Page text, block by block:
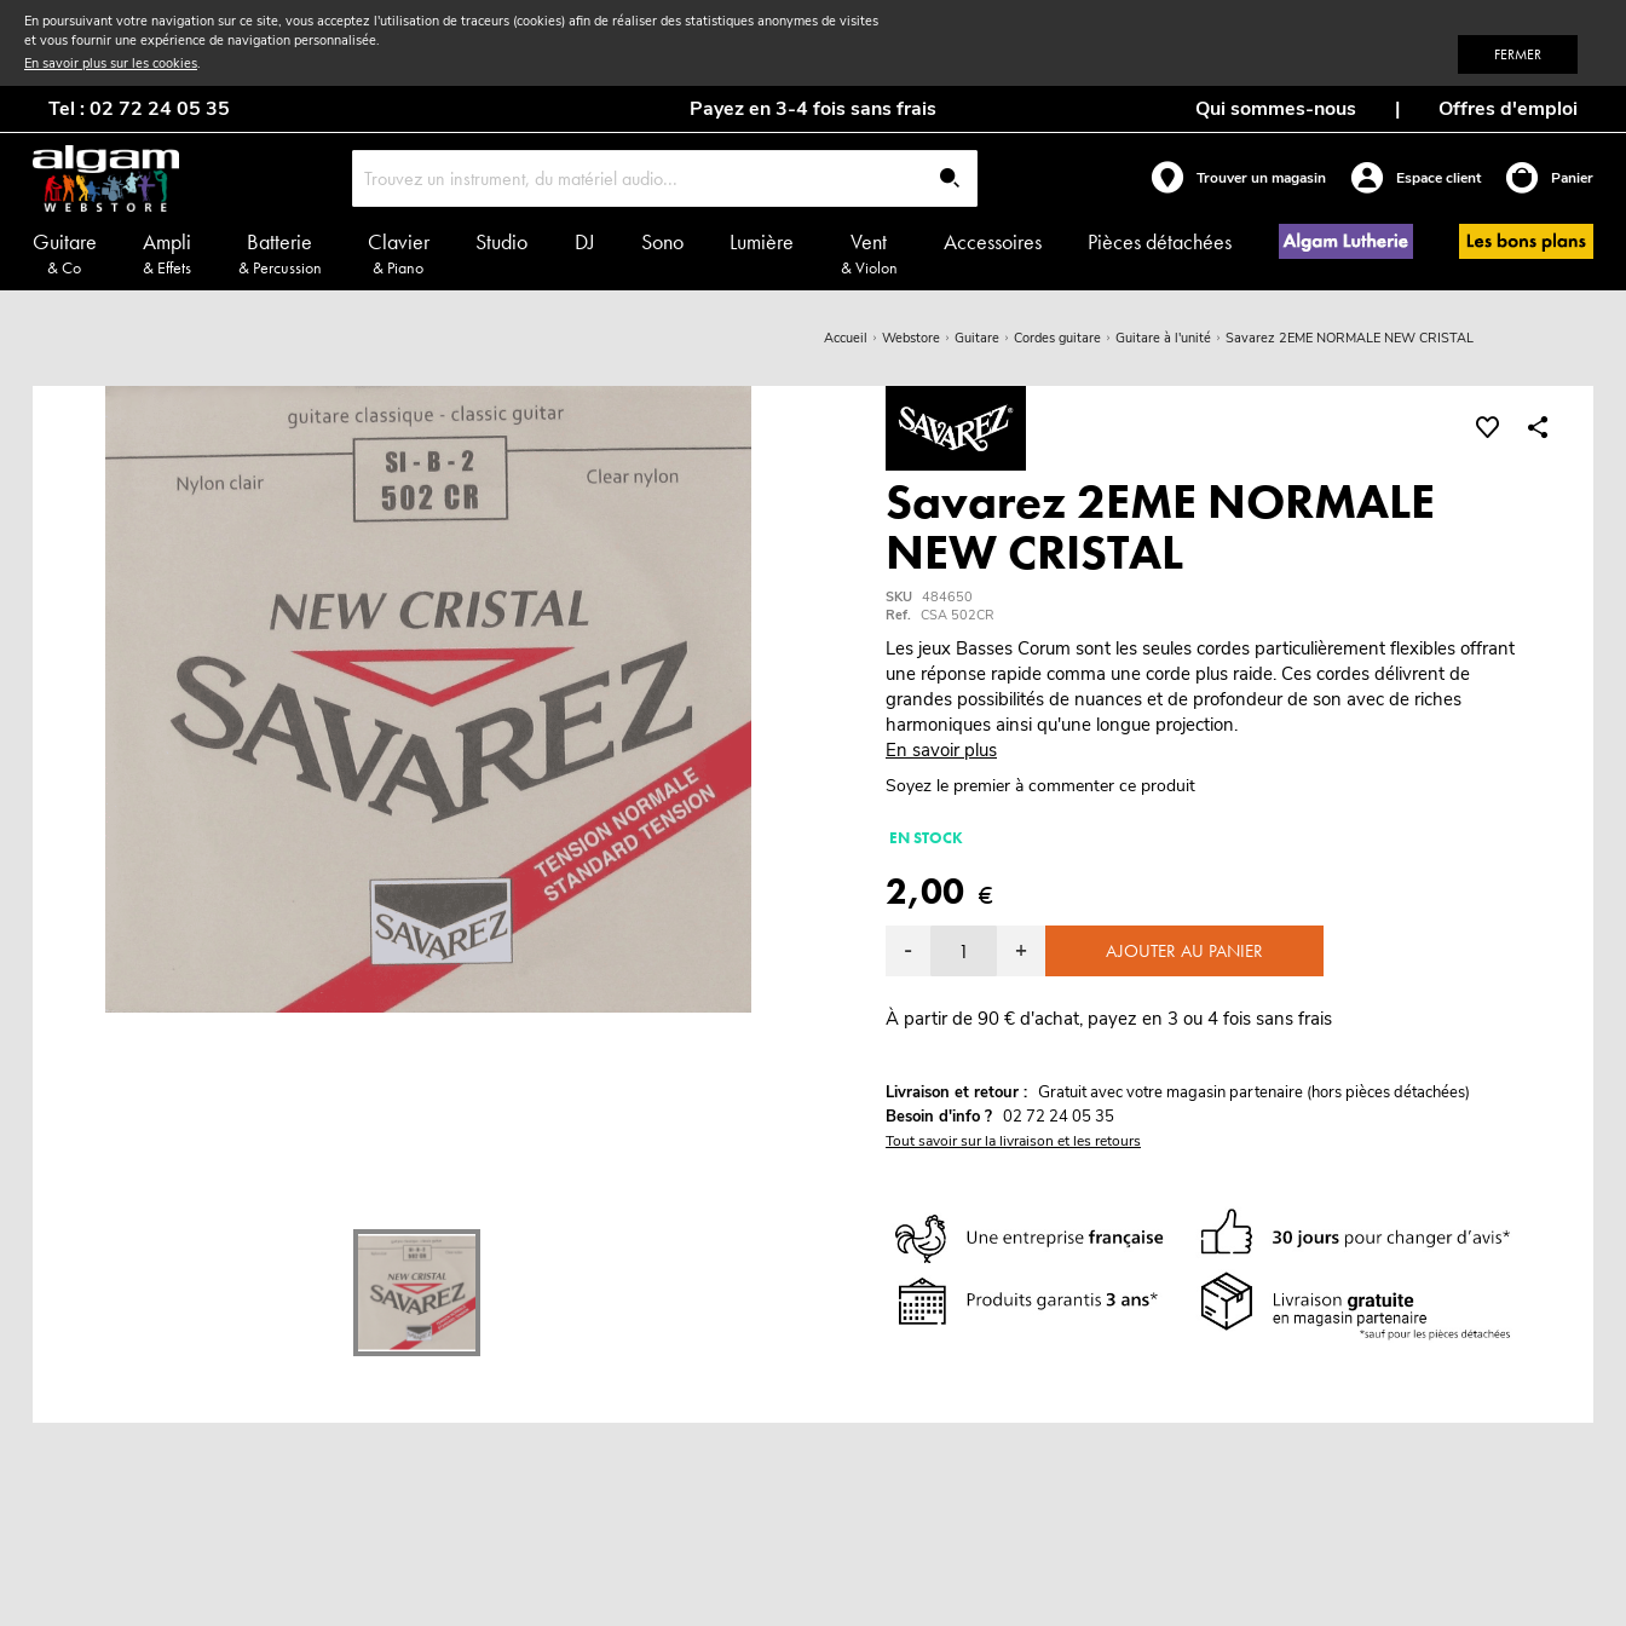
En poursuivant votre navigation sur ce site, vous acceptez l'utilisation de traceurs (cookies) afin de réaliser des statistiques anonymes de visites
et vous fournir une expérience de navigation personnalisée.
En savoir plus sur les cookies. FERMER
Tel : 02 72 24 05 35 Payez en 3-4 fois sans frais Qui sommes-nous | Offres d'emploi
Trouver un magasin Espace client Panier
Guitare
& Co
Ampli
& Effets
Batterie
& Percussion
Clavier
& Piano
Studio DJ Sono Lumière Vent
& Violon
Accessoires Pièces détachées
Accueil Webstore Guitare Cordes guitare Guitare à l'unité Savarez 2EME NORMALE NEW CRISTAL
Savarez 2EME NORMALE
NEW CRISTAL
SKU 484650
Ref. CSA 502CR
Les jeux Basses Corum sont les seules cordes particulièrement flexibles offrant
une réponse rapide comma une corde plus raide. Ces cordes délivrent de
grandes possibilités de nuances et de profondeur de son avec de riches
harmoniques ainsi qu'une longue projection.
En savoir plus
Soyez le premier à commenter ce produit
EN STOCK
2,00 €
- + AJOUTER AU PANIER
À partir de 90 € d'achat, payez en 3 ou 4 fois sans frais
Livraison et retour : Gratuit avec votre magasin partenaire (hors pièces détachées)
Besoin d'info ? 02 72 24 05 35
Tout savoir sur la livraison et les retours